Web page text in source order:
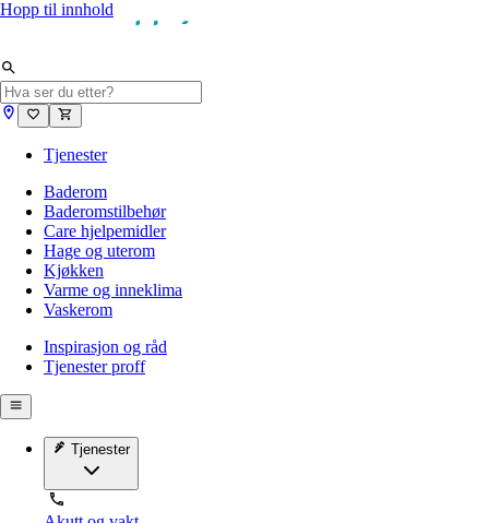
Hopp til innhold
Tjenester
Baderom
Baderomstilbehør
Care hjelpemidler
Hage og uterom
Kjøkken
Varme og inneklima
Vaskerom
Inspirasjon og råd
Tjenester proff
Tjenester